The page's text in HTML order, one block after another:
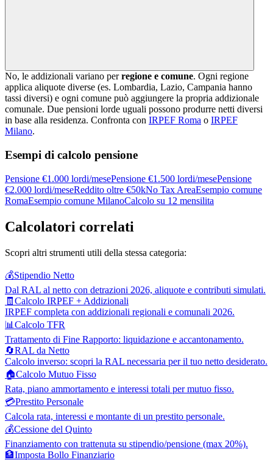
No, le addizionali variano perregione e comune. Ogni regione
applica aliquote diverse (es. Lombardia, Lazio, Campania hanno
tassi diversi) e ogni comune può aggiungere la propria addizionale
comunale. Due pensioni lorde uguali possono produrre netti diversi
in base alla residenza. Confronta con IRPEF Roma o IRPEF
Milano.
Esempi di calcolo pensione
Pensione €1.000 lordi/mesePensione €1.500 lordi/mesePensione
€2.000 lordi/meseReddito oltre €50kNo Tax AreaEsempio comune
RomaEsempio comune MilanoCalcolo su 12 mensilita
Calcolatori correlati
Scopri altri strumenti utili della stessa categoria:
💰Stipendio Netto
Dal RAL al netto con detrazioni 2026, aliquote e contributi simulati.
🧾 Calcolo IRPEF + Addizionali
IRPEF completa con addizionali regionali e comunali 2026.
📊 Calcolo TFR
Trattamento di Fine Rapporto: liquidazione e accantonamento.
🔄RAL da Netto
Calcolo inverso: scopri la RAL necessaria per il tuo netto desiderato.
🏠Calcolo Mutuo Fisso
Rata, piano ammortamento e interessi totali per mutuo fisso.
💳Prestito Personale
Calcola rata, interessi e montante di un prestito personale.
💰Cessione del Quinto
Finanziamento con trattenuta su stipendio/pensione (max 20%).
🏦Imposta Bollo Finanziario